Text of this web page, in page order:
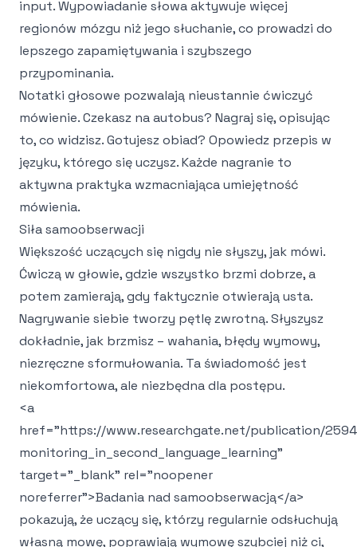
input. Wypowiadanie słowa aktywuje więcej
regionów mózgu niż jego słuchanie, co prowadzi do
lepszego zapamiętywania i szybszego
przypominania.
Notatki głosowe pozwalają nieustannie ćwiczyć
mówienie. Czekasz na autobus? Nagraj się, opisując
to, co widzisz. Gotujesz obiad? Opowiedz przepis w
języku, którego się uczysz. Każde nagranie to
aktywna praktyka wzmacniająca umiejętność
mówienia.
Siła samoobserwacji
Większość uczących się nigdy nie słyszy, jak mówi.
Ćwiczą w głowie, gdzie wszystko brzmi dobrze, a
potem zamierają, gdy faktycznie otwierają usta.
Nagrywanie siebie tworzy pętlę zwrotną. Słyszysz
dokładnie, jak brzmisz – wahania, błędy wymowy,
niezręczne sformułowania. Ta świadomość jest
niekomfortowa, ale niezbędna dla postępu.
<a
href="https://www.researchgate.net/publication/
monitoring_in_second_language_learning"
target="_blank" rel="noopener
noreferrer">Badania nad samoobserwacją</a>
pokazują, że uczący się, którzy regularnie odsłuchują
własną mowę, poprawiają wymowę szybciej niż ci,